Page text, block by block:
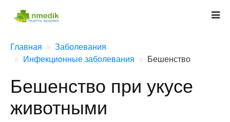
Главная
Заболевания
Инфекционные заболевания
Бешенство
Бешенство при укусе
животными